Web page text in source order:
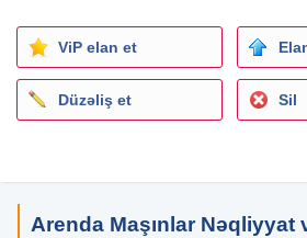
ViP elan et
Düzəliş et Sil
Arenda Maşınlar Nəqliyyat